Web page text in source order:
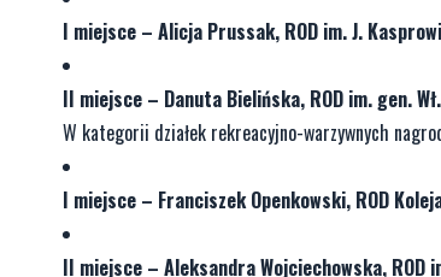
I miejsce – Alicja Prussak, ROD im. J.
II miejsce – Danuta Bielińska, ROD im. gen.
W kategorii działek rekreacyjno-warzywnych
I miejsce – Franciszek Openkowski, ROD
II miejsce – Aleksandra Wojciechowska, ROD